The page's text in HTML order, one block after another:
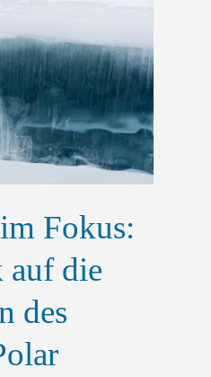
Fokus:
auf die
des